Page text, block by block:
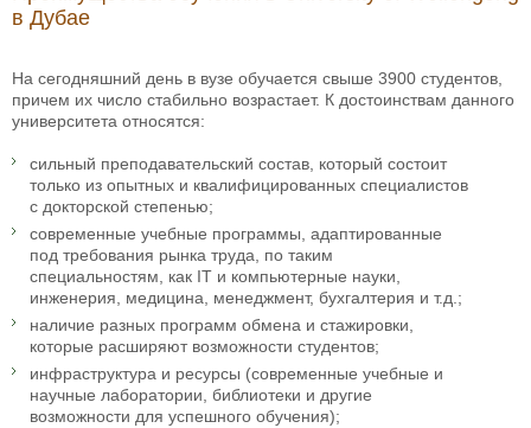
в Дубае
На сегодняшний день в вузе обучается свыше 3900 студентов,
причем их число стабильно возрастает. К достоинствам данного
университета относятся:
сильный преподавательский состав, который состоит
только из опытных и квалифицированных специалистов
с докторской степенью;
современные учебные программы, адаптированные
под требования рынка труда, по таким
специальностям, как IT и компьютерные науки,
инженерия, медицина, менеджмент, бухгалтерия и т.д.;
наличие разных программ обмена и стажировки,
которые расширяют возможности студентов;
инфраструктура и ресурсы (современные учебные и
научные лаборатории, библиотеки и другие
возможности для успешного обучения);